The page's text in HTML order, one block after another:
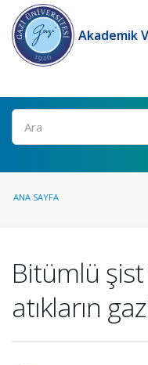
Akademik
Ara
ANA SAYFA
Bitümlü
atıkların